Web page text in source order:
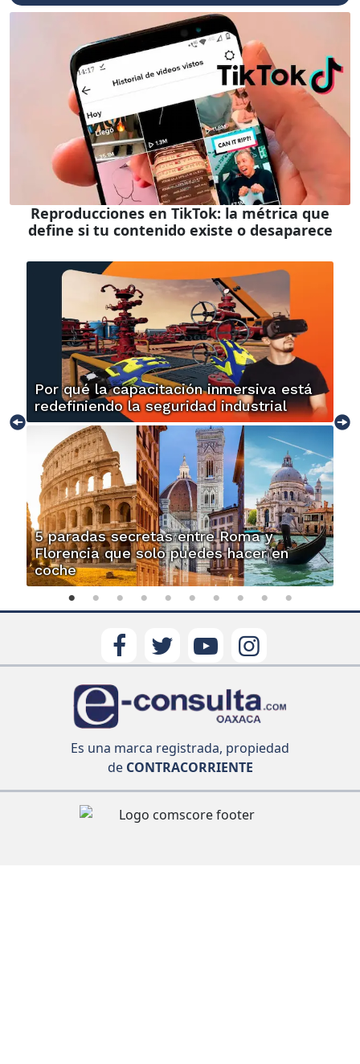
Reproducciones en TikTok: la métrica que
define si tu contenido existe o desaparece
Por qué la capacitación inmersiva está
redefiniendo la seguridad industrial
5 paradas secretas entre Roma y
Florencia que solo puedes hacer en
coche
Es una marca registrada, propiedad
deCONTRACORRIENTE